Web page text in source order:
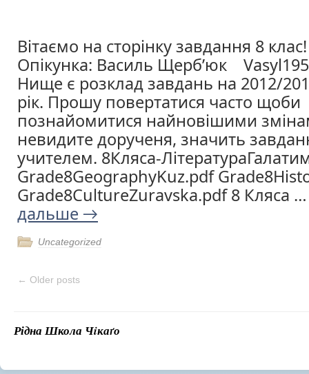
Вітаємо на сторінку завдання 8
Опікунка: Василь Щерб’юк
Нище є розклад завдань на 2012/
рік. Прошу повертатися часто щоби
познайомитися найновішими
невидите дорученя, значить
учителем. 8Кляса-
Grade8GeographyKuz.pdf
Grade8CultureZuravska.pdf 8 Кляса
дальше →
Uncategorized
← Older posts
Рідна Школа Чiкаґо